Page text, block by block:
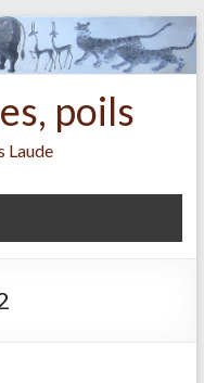
poils
Laude